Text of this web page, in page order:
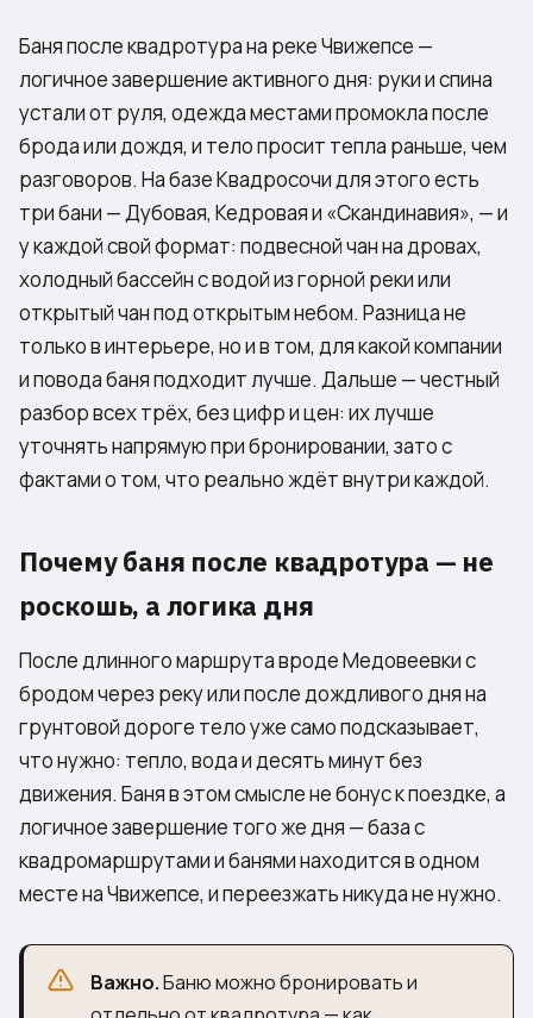
Баня после квадротура на реке Чвижепсе —
логичное завершение активного дня: руки и спина
устали от руля, одежда местами промокла после
брода или дождя, и тело просит тепла раньше, чем
разговоров. На базе Квадросочи для этого есть
три бани — Дубовая, Кедровая и «Скандинавия», — и
у каждой свой формат: подвесной чан на дровах,
холодный бассейн с водой из горной реки или
открытый чан под открытым небом. Разница не
только в интерьере, но и в том, для какой компании
и повода баня подходит лучше. Дальше — честный
разбор всех трёх, без цифр и цен: их лучше
уточнять напрямую при бронировании, зато с
фактами о том, что реально ждёт внутри каждой.
Почему баня после квадротура — не
роскошь, а логика дня
После длинного маршрута вродеМедовеевкис
бродом через реку или после дождливого дня на
грунтовой дороге тело уже само подсказывает,
что нужно: тепло, вода и десять минут без
движения. Баня в этом смысле не бонус к поездке, а
логичное завершение того же дня — база с
квадромаршрутами и банями находится в одном
месте на Чвижепсе, и переезжать никуда не нужно.
Важно.Баню можно бронировать и